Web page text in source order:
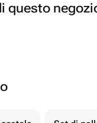
questo